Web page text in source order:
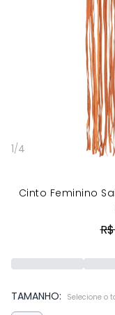
1/4
Cinto Feminino
TAMANHO: Selecione o